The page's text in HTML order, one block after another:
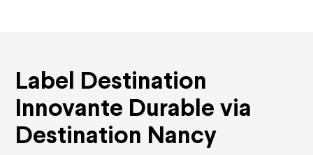
Label Destination
Innovante Durable via
Destination Nancy